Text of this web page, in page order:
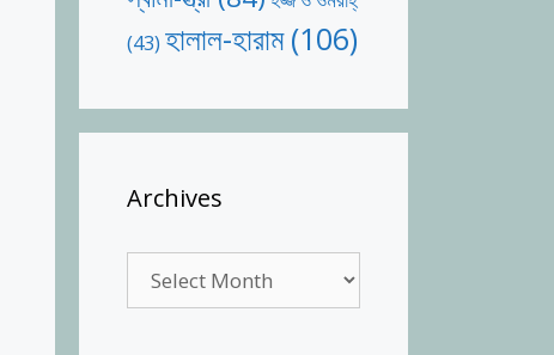
(43) হালাল-হারাম(106)
Archives